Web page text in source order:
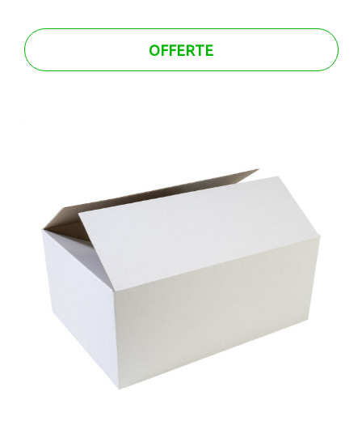
OFFERTE